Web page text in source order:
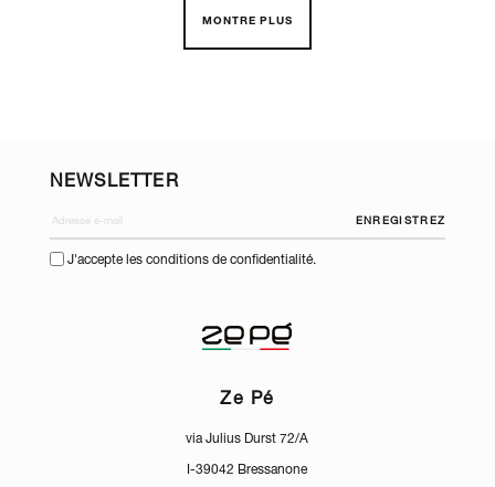
MONTRE PLUS
NEWSLETTER
ENREGISTREZ
J'accepte les conditions de confidentialité.
Ze Pé
via Julius Durst 72/A
I-39042 Bressanone